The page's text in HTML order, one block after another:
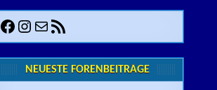
Facebook
Instagram
E-MailRSS-Feed
NEUESTE FORENBEITRÄGE